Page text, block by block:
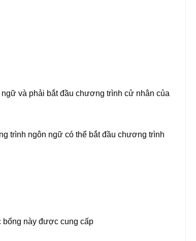
và phải bắt đầu chương trình cử nhân của
trình ngôn ngữ có thể bắt đầu chương trình
bổng này được cung cấp